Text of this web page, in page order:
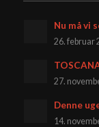
Nu må vi
26. februar
27.
Denne
14.